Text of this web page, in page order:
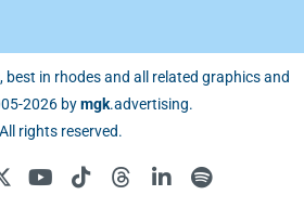
best in rhodes and all related graphics and
2026 bymgk.advertising.
All rights reserved.